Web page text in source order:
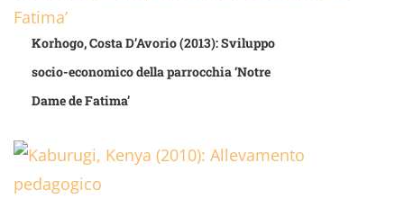
Korhogo, Costa D’Avorio (2013): Sviluppo
socio-economico della parrocchia ‘Notre
Dame de Fatima’